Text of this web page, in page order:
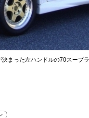
まった左ハンドルの70スープラ